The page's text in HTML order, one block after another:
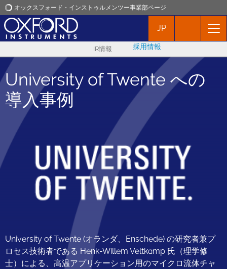
オックスフォード・インストゥルメンツー事業部ページ
オックスフォード・インストゥルメンツ
アプリケーション
ニュース
イベント
お問い合わせ
JP
IR情報 採用情報
University of Twente への
導入事例
University of Twente (オランダ、Enschede) の研究者兼プ
ロセス技術者である Henk-Willem Veltkamp 氏（理学修
士）による、高温アプリケーション用のマイクロ流体チャ